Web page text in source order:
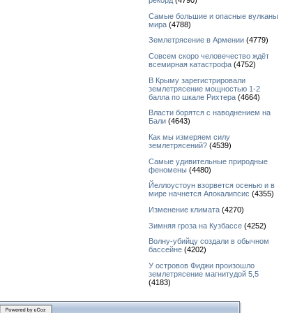
Самые большие и опасные вулканы
мира (4788)
Землетрясение в Армении (4779)
Совсем скоро человечество ждёт
всемирная катастрофа (4752)
В Крыму зарегистрировали
землетрясение мощностью 1-2
балла по шкале Рихтера (4664)
Власти борятся с наводнением на
Бали (4643)
Как мы измеряем силу
землетрясений? (4539)
Самые удивительные природные
феномены (4480)
Йеллоустоун взорвется осенью и в
мире начнется Апокалипсис (4355)
Изменение климата (4270)
Зимняя гроза на Кузбассе (4252)
Волну-убийцу создали в обычном
бассейне (4202)
У островов Фиджи произошло
землетрясение магнитудой 5,5
(4183)